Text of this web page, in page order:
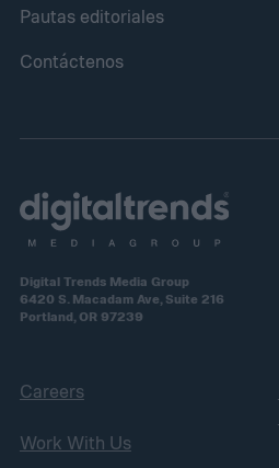
Pautas editoriales
Contáctenos
Digital Trends Media Group
6420 S. Macadam Ave, Suite 216
Portland, OR 97239
Careers
Work With Us